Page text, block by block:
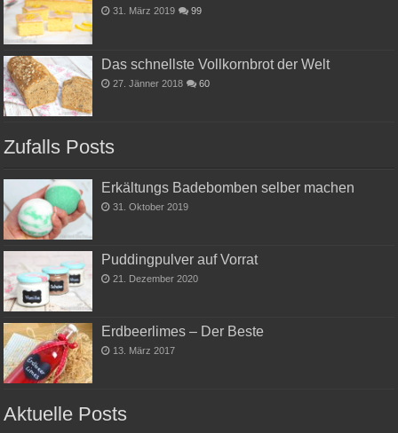
31. März 2019 99
Das schnellste Vollkornbrot der Welt
27. Jänner 2018 60
Zufalls Posts
Erkältungs Badebomben selber machen
31. Oktober 2019
Puddingpulver auf Vorrat
21. Dezember 2020
Erdbeerlimes – Der Beste
13. März 2017
Aktuelle Posts